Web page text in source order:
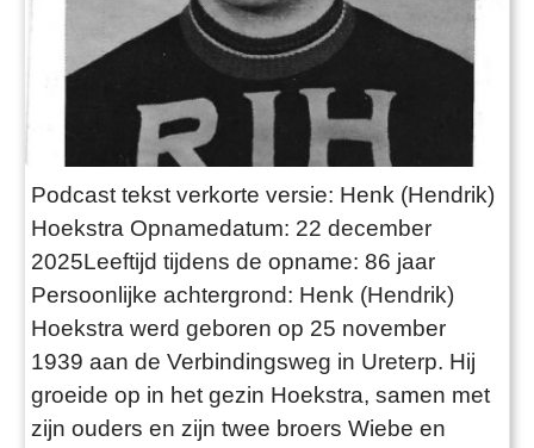
Podcast tekst verkorte versie: Henk (Hendrik)
Hoekstra Opnamedatum: 22 december
2025Leeftijd tijdens de opname: 86 jaar
Persoonlijke achtergrond: Henk (Hendrik)
Hoekstra werd geboren op 25 november
1939 aan de Verbindingsweg in Ureterp. Hij
groeide op in het gezin Hoekstra, samen met
zijn ouders en zijn twee broers Wiebe en